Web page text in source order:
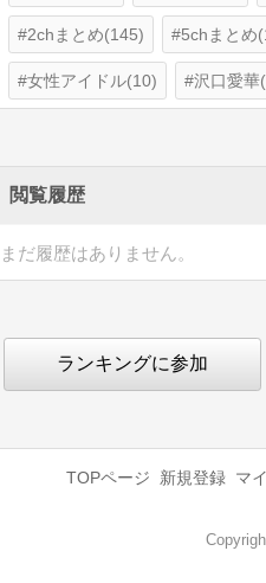
2chまとめ(145) 5chまとめ
女性アイドル(10) 沢口愛華
閲覧履歴
まだ履歴はありません。
ランキングに参加
TOPページ 新規登録 マ